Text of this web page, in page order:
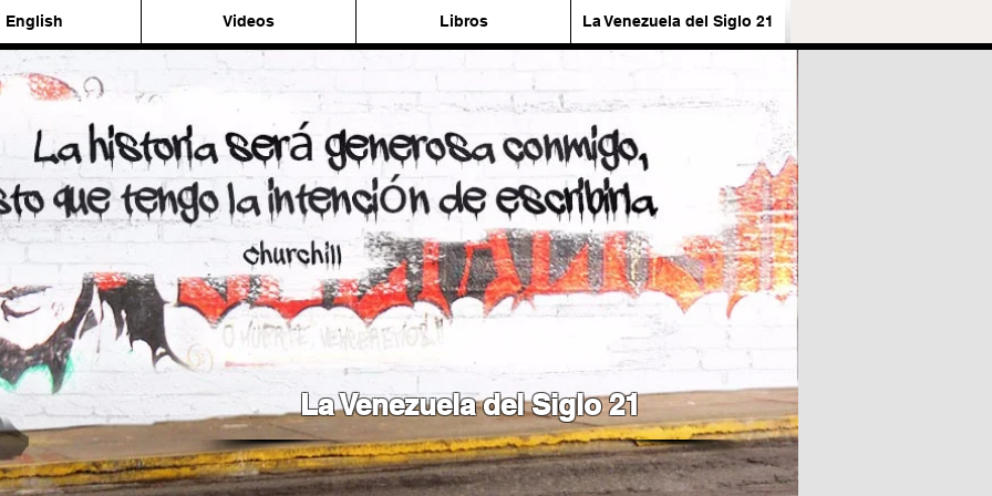
English Videos Libros La Venezuela del Siglo 21
La Venezuela del Siglo 21